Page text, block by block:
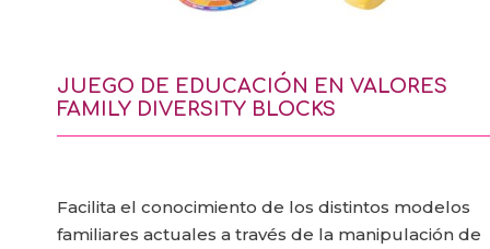
JUEGO DE EDUCACIÓN EN VALORES
FAMILY DIVERSITY BLOCKS
Facilita el conocimiento de los distintos modelos
familiares actuales a través de la manipulación de